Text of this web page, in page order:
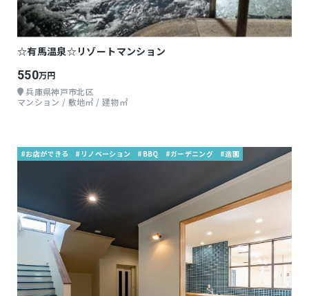
☆有馬温泉☆リゾートマンション
550万円
兵庫県神戸市北区
マンション / 敷地㎡ / 建物㎡
#お店ができる #リノベーション #BBQ #ガーデニング #造園